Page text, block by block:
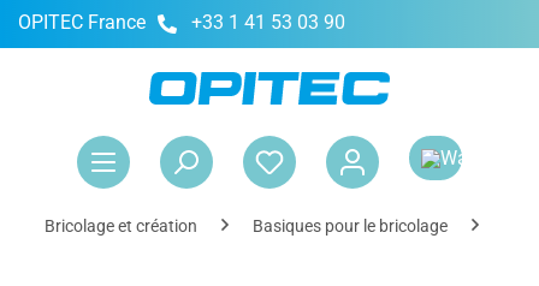
principal
OPITEC France +33 1 41 53 03 90
Bricolage et création Basiques pour le bricolage